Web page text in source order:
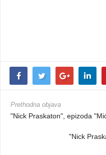
Prethodna objava
"Nick Praskaton", epizoda
"Nick